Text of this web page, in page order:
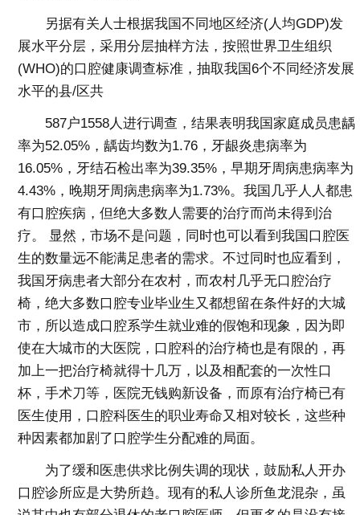
另据有关人士根据我国不同地区经济(人均GDP)发
展水平分层，采用分层抽样方法，按照世界卫生组织
(WHO)的口腔健康调查标准，抽取我国6个不同经济发展
水平的县/区共
587户1558人进行调查，结果表明我国家庭成员患龋
率为52.05%，龋齿均数为1.76，牙龈炎患病率为
16.05%，牙结石检出率为39.35%，早期牙周病患病率为
4.43%，晚期牙周病患病率为1.73%。我国几乎人人都患
有口腔疾病，但绝大多数人需要的治疗而尚未得到治
疗。 显然，市场不是问题，同时也可以看到我国口腔医
生的数量远不能满足患者的需求。不过同时也应看到，
我国牙病患者大部分在农村，而农村几乎无口腔治疗
椅，绝大多数口腔专业毕业生又都想留在条件好的大城
市，所以造成口腔系学生就业难的假饱和现象，因为即
使在大城市的大医院，口腔科的治疗椅也是有限的，再
加上一把治疗椅就得十几万，以及相配套的一次性口
杯，手术刀等，医院无钱购新设备，而原有治疗椅已有
医生使用，口腔科医生的职业寿命又相对较长，这些种
种因素都加剧了口腔学生分配难的局面。
为了缓和医患供求比例失调的现状，鼓励私人开办
口腔诊所应是大势所趋。现有的私人诊所鱼龙混杂，虽